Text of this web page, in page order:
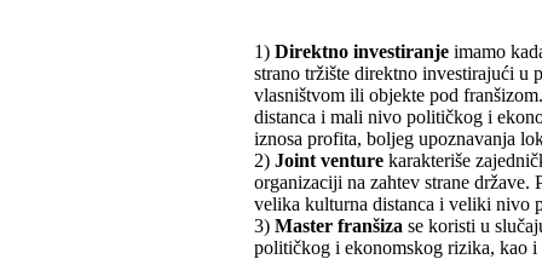
1) Direktno investiranje imamo
strano tržište direktno investirajući u
vlasništvom ili objekte pod
distanca i mali nivo političkog i
iznosa profita, boljeg upoznavanja
2) Joint venture karakteriše
organizaciji na zahtev strane
velika kulturna distanca i veliki nivo
3) Master franšiza se koristi u
političkog i ekonomskog rizika, kao i